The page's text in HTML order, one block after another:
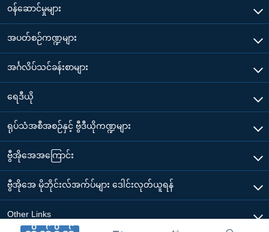
၀န်ဆောင်မှုများ
အပတ်စဉ်ကဏ္ဍများ
အင်္ဂလိပ်သင်ခန်းစာများ
ရေဒီယို
ရုပ်သံအစီအစဉ်နှင့် ဗွီဒီယိုကဏ္ဍများ
ဗွီအိုအေအကြောင်း
ဗွီအိုအေ မိုဘိုင်းလ်အက်ပ်များ ဒေါင်းလုတ်ယူရန်
Other Links